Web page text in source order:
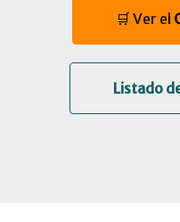
🛒 Ver el
Listado